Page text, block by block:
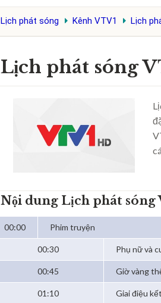
Lịch phát sóng Kênh VTV1 Lịch
Lịch phát sóng
Nội dung Lịch phát sóng
00:00 Phim truyện
00:30 Phụ nữ và
00:45 Giờ vàng
01:10 Giai điệu